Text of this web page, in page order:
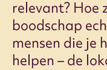
relevant? Hoe
boodschap
mensen die je
helpen – de